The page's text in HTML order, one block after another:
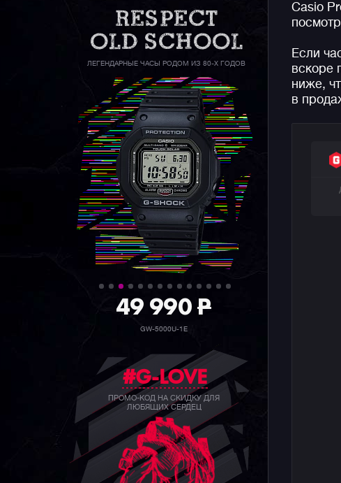
ЛЕГЕНДАРНЫЕ ЧАСЫ РОДОМ ИЗ 80-Х ГОДОВ
36 990P
GW-5000HS-1E
#G-LOVE
ПРОМО-КОД НА СКИДКУ ДЛЯ
ЛЮБЯЩИХ СЕРДЕЦ
Casio
Если
вскоре
ниже,
в